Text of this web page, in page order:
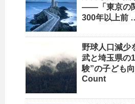
――「東京の
300年以上前
野球人口 減少
武と埼玉県の
験”の子ども
Count